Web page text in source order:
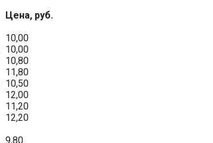
Цена, руб.
10,00
10,00
10,80
11,80
10,50
12,00
11,20
12,20
9,80